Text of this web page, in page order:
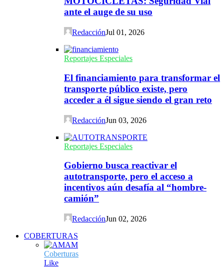
ante el auge de su uso
RedacciónJul 01, 2026
Reportajes Especiales
El financiamiento para transformar el
transporte público existe, pero
acceder a él sigue siendo el gran reto
RedacciónJun 03, 2026
Reportajes Especiales
Gobierno busca reactivar el
autotransporte, pero el acceso a
incentivos aún desafía al “hombre-
camión”
RedacciónJun 02, 2026
COBERTURAS
Coberturas
Like